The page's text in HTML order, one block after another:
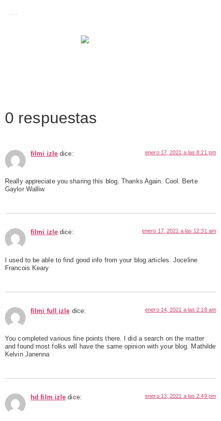
0 respuestas
filmi izle dice: enero 17, 2021 a las 8:21 pm
Really appreciate you sharing this blog. Thanks Again. Cool. Berte
Gaylor Walliw
filmi izle dice: enero 17, 2021 a las 12:31 am
I used to be able to find good info from your blog articles. Joceline
Francois Keary
filmi full izle dice: enero 14, 2021 a las 2:18 am
You completed various fine points there. I did a search on the matter
and found most folks will have the same opinion with your blog. Mathilde
Kelvin Janenna
hd film izle dice: enero 13, 2021 a las 2:49 pm